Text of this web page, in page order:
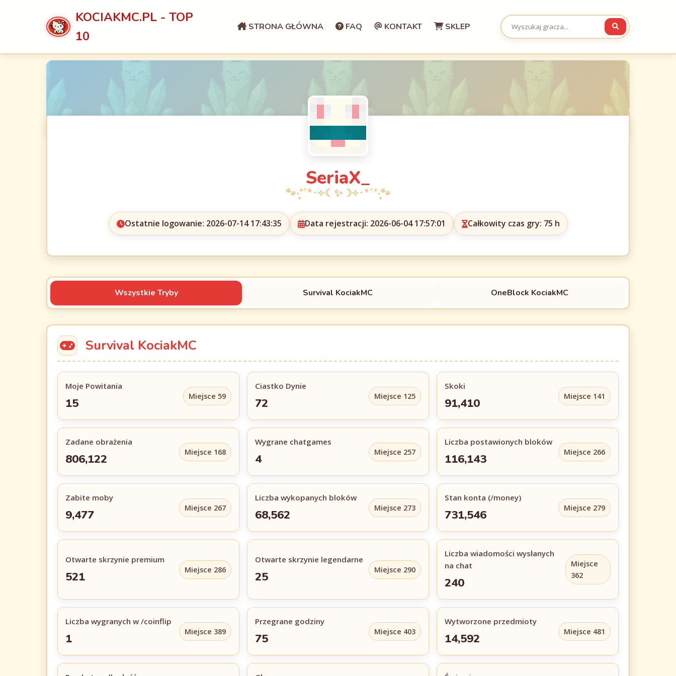
KOCIAKMC.PL - TOP
10
STRONA GŁÓWNA FAQ KONTAKT SKLEP
SeriaX_
Ostatnie logowanie: 2026-07-14 17:43:35 Data rejestracji: 2026-06-04 17:57:01 Całkowity czas gry: 75 h
Wszystkie Tryby Survival KociakMC OneBlock KociakMC
Survival KociakMC
Moje Powitania
15 Miejsce 59
Ciastko Dynie
72 Miejsce 125
Skoki
91,410 Miejsce 141
Zadane obrażenia
806,122 Miejsce 168
Wygrane chatgames
4 Miejsce 257
Liczba postawionych bloków
116,143 Miejsce 266
Zabite moby
9,477 Miejsce 267
Liczba wykopanych bloków
68,562 Miejsce 273
Stan konta (/money)
731,546 Miejsce 279
Otwarte skrzynie premium
521 Miejsce 286
Otwarte skrzynie legendarne
25 Miejsce 290
Liczba wiadomości wysłanych
na chat
240
Miejsce
362
Liczba wygranych w /coinflip
1 Miejsce 389
Przegrane godziny
75 Miejsce 403
Wytworzone przedmioty
14,592 Miejsce 481